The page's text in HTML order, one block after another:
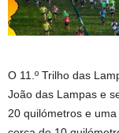
O 11.º Trilho das
João das Lampas e
20 quilómetros e